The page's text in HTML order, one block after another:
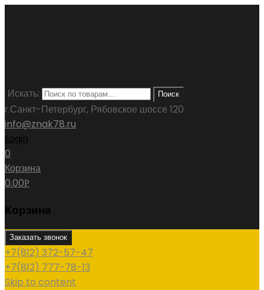
Искать: Поиск
г.Санкт-Петербург, Рябовское шоссе 120
info@znak78.ru
Login
0
Корзина
0.00Р
Корзина
Заказать звонок
+7(812) 372-57-47
+7(812) 777-78-13
Skip to content